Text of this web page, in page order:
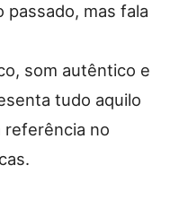
passado, mas fala
som autêntico e
tudo aquilo
referência no